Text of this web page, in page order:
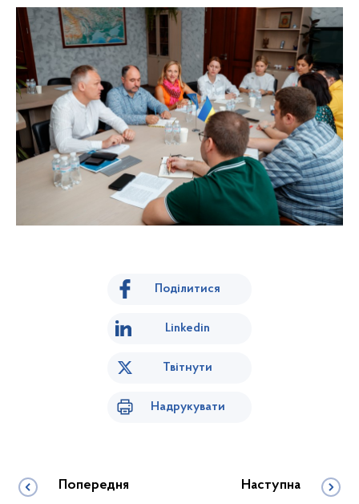
Поділитися
Linkedin
Твітнути
Надрукувати
Попередня Наступна